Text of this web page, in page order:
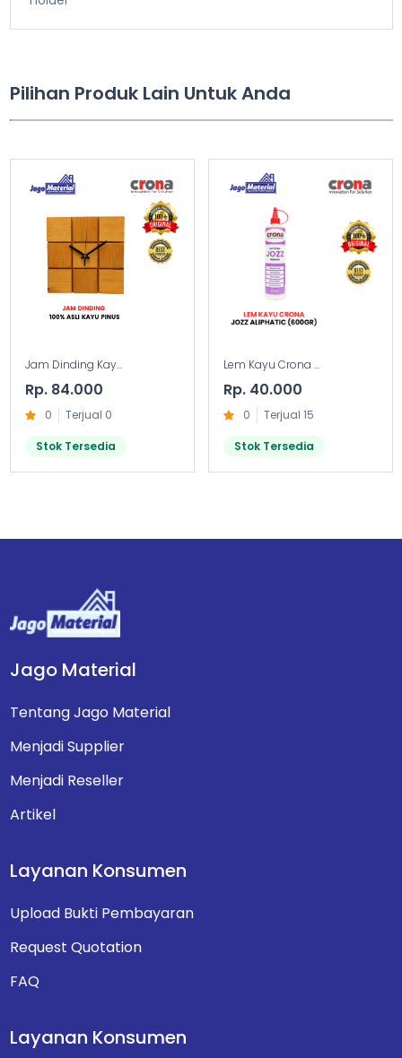
Pilihan Produk Lain Untuk Anda
Jam Dinding Kay...
Rp. 84.000
0 Terjual 0
Stok Tersedia
Lem Kayu Crona ...
Rp. 40.000
0 Terjual 15
Stok Tersedia
Jago Material
Tentang Jago Material
Menjadi Supplier
Menjadi Reseller
Artikel
Layanan Konsumen
Upload Bukti Pembayaran
Request Quotation
FAQ
Layanan Konsumen